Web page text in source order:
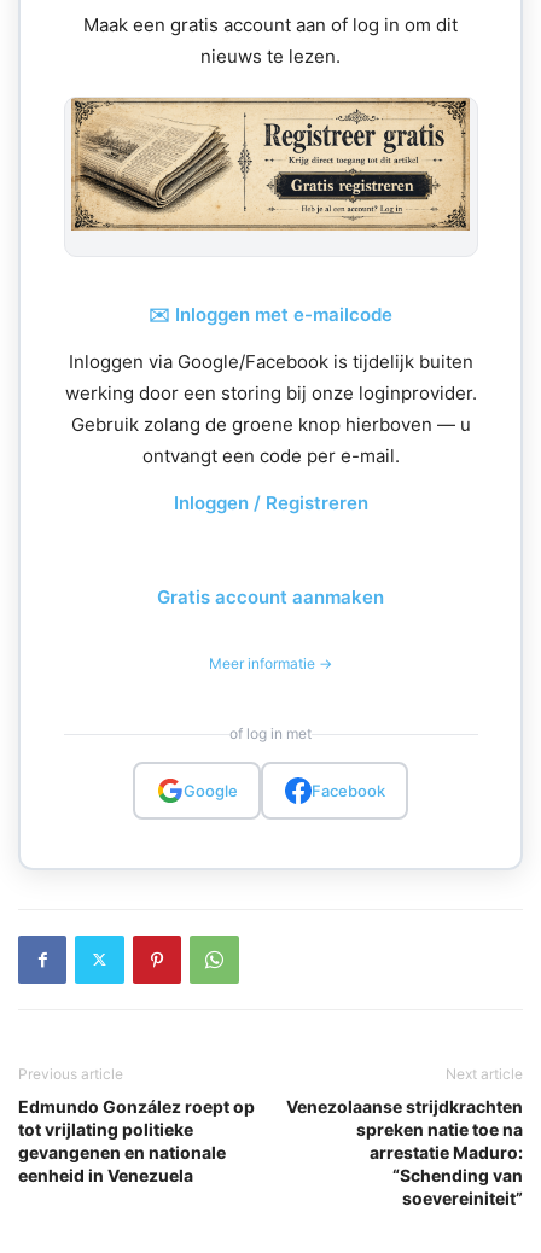
Maak een gratis account aan of log in om dit
nieuws te lezen.
✉️ Inloggen met e-mailcode
Inloggen via Google/Facebook is tijdelijk buiten
werking door een storing bij onze loginprovider.
Gebruik zolang de groene knop hierboven — u
ontvangt een code per e-mail.
Inloggen / Registreren
Gratis account aanmaken
Meer informatie →
of log in met
Google Facebook
Previous article
Edmundo González roept op
tot vrijlating politieke
gevangenen en nationale
eenheid in Venezuela
Next article
Venezolaanse strijdkrachten
spreken natie toe na
arrestatie Maduro:
“Schending van
soevereiniteit”